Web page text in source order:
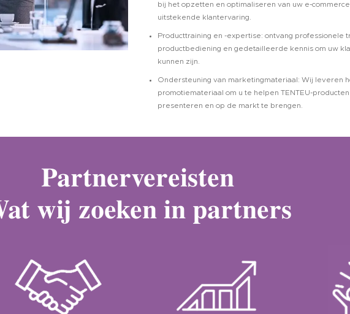
bij het opzetten en optimaliseren van uw e-
uitstekende klantervaring.
Producttraining en -expertise: ontvang professionele
productbediening en gedetailleerde kennis om uw
kunnen zijn.
Ondersteuning van marketingmateriaal: Wij leveren
promotiemateriaal om u te helpen TENTEU-
presenteren en op de markt te brengen.
Partnervereisten
wij zoeken in partners